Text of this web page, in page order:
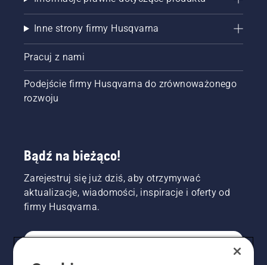
pnia. Na
koniec
przetnij
pobliżu
pnia.
Inne strony firmy Husqvarna
Pracuj z nami
Podejście firmy Husqvarna do zrównoważonego
rozwoju
Bądź na bieżąco!
Zarejestruj się już dziś, aby otrzymywać
aktualizacje, wiadomości, inspiracje i oferty od
firmy Husqvarna.